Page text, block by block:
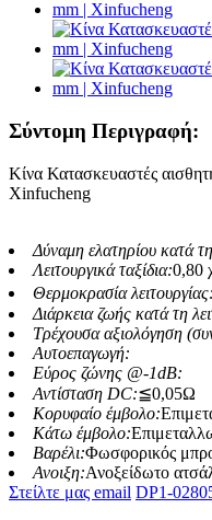
Σύντομη Περιγραφή:
Κίνα Κατασκευαστές
Xinfucheng
Δύναμη ελατηρίου κατά
Λειτουργικά ταξίδια:0,80
Θερμοκρασία λειτουργίας:
Διάρκεια ζωής κατά τη
Τρέχουσα αξιολόγηση
Αυτοεπαγωγή:
Εύρος ζώνης @-1dB:
Αντίσταση DC:≦0,05Ω
Κορυφαίο έμβολο:
Κάτω έμβολο:
Βαρέλι:Φωσφορικός
Ανοιξη:Ανοξείδωτο
Στείλτε μας email DP1-